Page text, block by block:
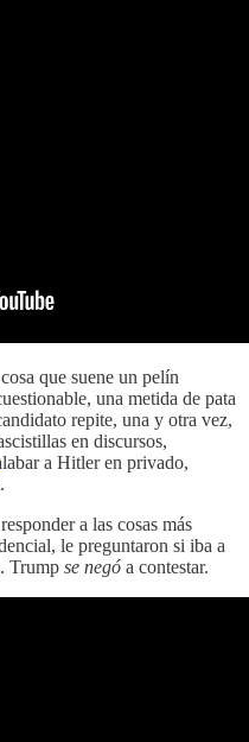
que suene un pelín
una metida de pata
repite, una y otra vez,
en discursos,
a Hitler en privado,
a las cosas más
le preguntaron si iba a
Trump se negó a contestar.